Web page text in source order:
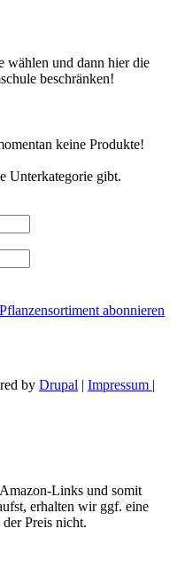
wählen und dann hier die
beschränken!
keine Produkte!
Unterkategorie gibt.
by Drupal | Impressum |
Links und somit
erhalten wir ggf. eine
Preis nicht.